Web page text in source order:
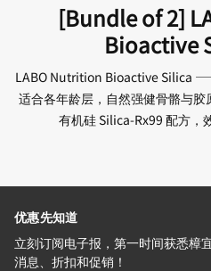
[Bundle of 2]
Bioactive
LABO Nutrition Bioactive Silica
适合各年龄层，自然强健骨骼与
有机硅 Silica-Rx99 配方，
优惠先知道
立刻订阅电子报，第一时间获悉樟
消息、折扣和促销！